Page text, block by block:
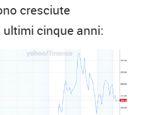
cresciute
cinque anni: